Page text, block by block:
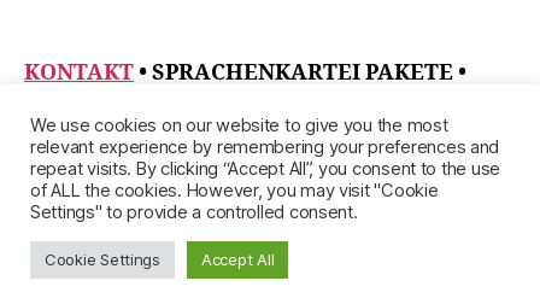
KONTAKT • SPRACHENKARTEI PAKETE •
IMPRESSUM
© 2026
We use cookies on our website to give you the most
relevant experience by remembering your preferences and
repeat visits. By clicking “Accept All”, you consent to the use
of ALL the cookies. However, you may visit "Cookie
Settings" to provide a controlled consent.
Cookie Settings Accept All